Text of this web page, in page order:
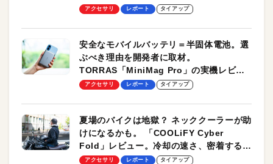
のモバイルユースに最適！
アクセサリ レポート タイアップ
安全なモバイルバッテリ＝半固体電池。選
ぶべき理由を開発者に取材。
TORRAS「MiniMag Pro」の実機レビュ
ーも
アクセサリ レポート タイアップ
夏場のバイクは地獄？ ネッククーラーが助
けになるかも。 「COOLiFY Cyber
Fold」レビュー。冷却の速さ、密着する冷
却プレート、シンプルな操作性がグッド！
アクセサリ レポート タイアップ